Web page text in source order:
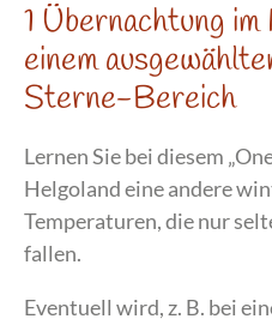
1 Übernachtung
einem
Sterne-Bereich
Lernen Sie bei diesem
Helgoland eine andere
Temperaturen, die nur
fallen.
Eventuell wird, z. B. bei